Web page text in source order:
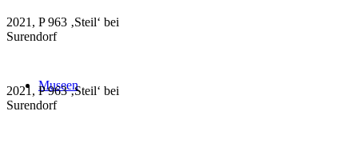
Museen
2021, P 963 ‚Steil‘ bei
Surendorf
2021, P 963 ‚Steil‘ bei
Surendorf